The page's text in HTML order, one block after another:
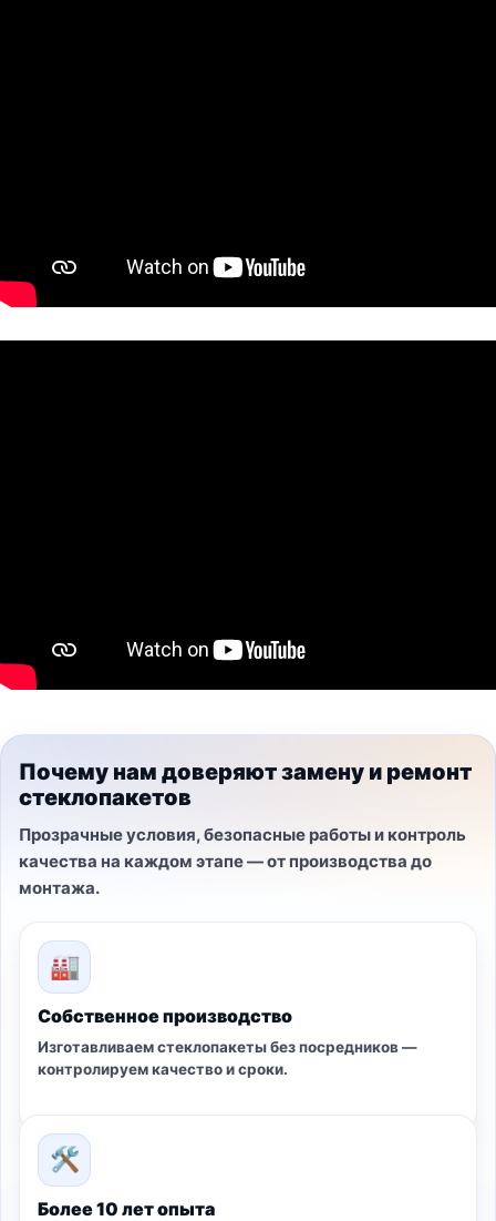
Почему нам доверяют замену и ремонт
стеклопакетов
Прозрачные условия, безопасные работы и контроль
качества на каждом этапе — от производства до
монтажа.
🏭
Собственное производство
Изготавливаем стеклопакеты без посредников —
контролируем качество и сроки.
🛠
Более 10 лет опыта